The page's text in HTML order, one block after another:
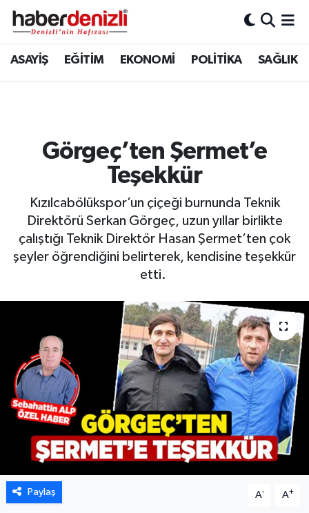
ASAYİŞ EĞİTİM EKONOMİ POLİTİKA SAĞLIK
Görgeç’ten Şermet’e
Teşekkür
Kızılcabölükspor’un çiçeği burnunda Teknik
Direktörü Serkan Görgeç, uzun yıllar birlikte
çalıştığı Teknik Direktör Hasan Şermet’ten çok
şeyler öğrendiğini belirterek, kendisine teşekkür
etti.
Paylaş A- A+
Denizli Nöbetçi Eczaneler
Puan Durumu ve Fikstür
Son Dakika Haberleri
Haber Arşivi